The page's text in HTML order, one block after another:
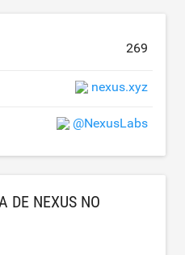
269
nexus.xyz
@NexusLabs
DE NEXUS NO